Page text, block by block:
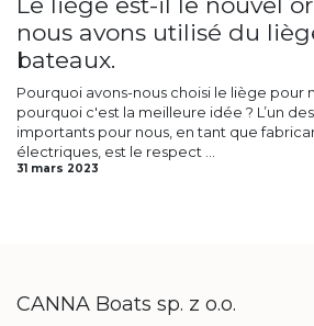
nous avons utilisé du
bateaux.
Pourquoi avons-nous choisi le liège pour
pourquoi c'est la meilleure idée ? L’un
importants pour nous, en tant que
électriques, est le respect ...
31 mars 2023
CANNA Boats sp. z o.o.